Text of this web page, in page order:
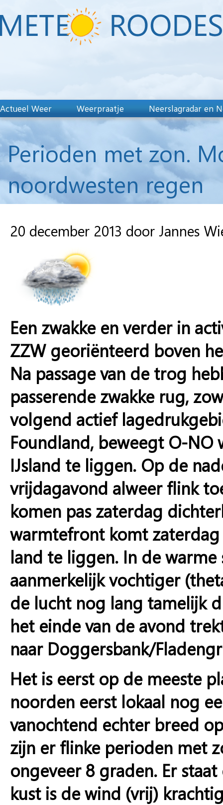
Actueel Weer Weerpraatje Neerslagradar en
Perioden met zon.
noordwesten regen
20 december 2013 door Jannes
Een zwakke en verder in
ZZW georiënteerd boven
Na passage van de trog
passerende zwakke rug,
volgend actief
Foundland, beweegt O-
IJsland te liggen. Op de
vrijdagavond alweer flink
komen pas zaterdag
warmtefront komt
land te liggen. In de
aanmerkelijk vochtiger
de lucht nog lang tamelijk
het einde van de avond
naar Doggersbank/
Het is eerst op de meeste
noorden eerst lokaal nog
vanochtend echter breed
zijn er flinke perioden met
ongeveer 8 graden. Er
kust is de wind (vrij)